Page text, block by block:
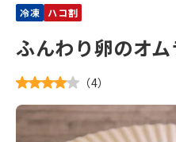
冷凍 ハコ割
ふんわり卵のオ
（4）